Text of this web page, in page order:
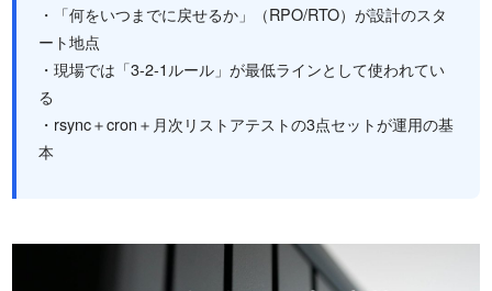
・「何をいつまでに戻せるか」（RPO/RTO）が設計のスタ
ート地点
・現場では「3-2-1ルール」が最低ラインとして使われてい
る
・rsync＋cron＋月次リストアテストの3点セットが運用の基
本